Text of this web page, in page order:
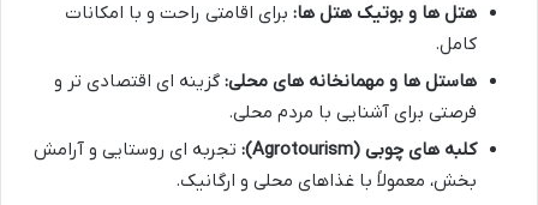
هتل ها و بوتیک هتل ها: برای اقامتی راحت و با امکانات
کامل.
هاستل ها و مهمانخانه های محلی: گزینه ای اقتصادی تر و
فرصتی برای آشنایی با مردم محلی.
کلبه های چوبی (Agrotourism):
تجربه ای روستایی و آرامش
بخش، معمولاً با غذاهای محلی و ارگانیک.